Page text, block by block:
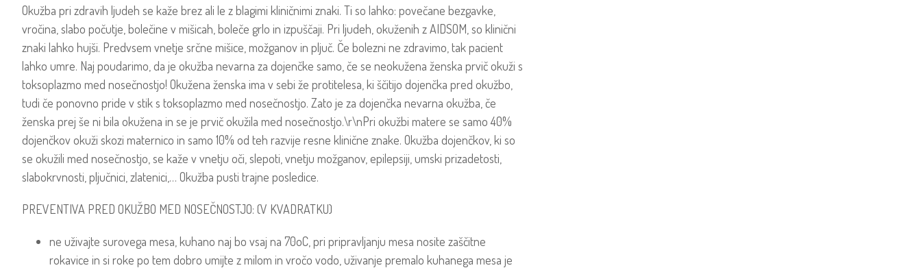
Okužba pri zdravih ljudeh se kaže brez ali le z blagimi kliničnimi znaki. Ti so lahko: povečane bezgavke,
vročina, slabo počutje, bolečine v mišicah, boleče grlo in izpuščaji. Pri ljudeh, okuženih z AIDSOM, so klinični
znaki lahko hujši. Predvsem vnetje srčne mišice, možganov in pljuč. Če bolezni ne zdravimo, tak pacient
lahko umre. Naj poudarimo, da je okužba nevarna za dojenčke samo, če se neokužena ženska prvič okuži s
toksoplazmo med nosečnostjo! Okužena ženska ima v sebi že protitelesa, ki ščitijo dojenčka pred okužbo,
tudi če ponovno pride v stik s toksoplazmo med nosečnostjo. Zato je za dojenčka nevarna okužba, če
ženska prej še ni bila okužena in se je prvič okužila med nosečnostjo.\r\nPri okužbi matere se samo 40%
dojenčkov okuži skozi maternico in samo 10% od teh razvije resne klinične znake. Okužba dojenčkov, ki so
se okužili med nosečnostjo, se kaže v vnetju oči, slepoti, vnetju možganov, epilepsiji, umski prizadetosti,
slabokrvnosti, pljučnici, zlatenici,… Okužba pusti trajne posledice.
PREVENTIVA PRED OKUŽBO MED NOSEČNOSTJO: (V KVADRATKU)
ne uživajte surovega mesa, kuhano naj bo vsaj na 70oC, pri pripravljanju mesa nosite zaščitne
rokavice in si roke po tem dobro umijte z milom in vročo vodo, uživanje premalo kuhanega mesa je